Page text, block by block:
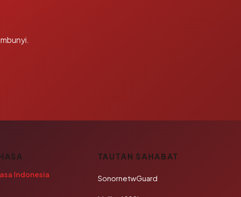
Indonesia
TAUTAN SAHABAT
SonornetwGuard